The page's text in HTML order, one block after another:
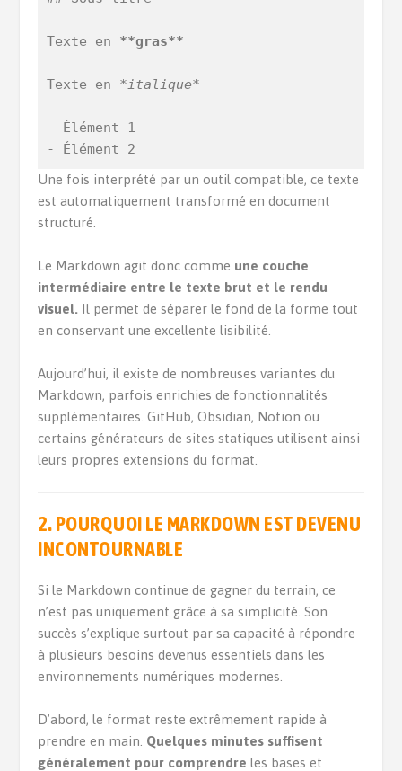
Texte en **gras**
Texte en *italique*
- Élément 1
- Élément 2
Une fois interprété par un outil compatible, ce texte
est automatiquement transformé en document
structuré.
Le Markdown agit donc comme une couche
intermédiaire entre le texte brut et le rendu
visuel. Il permet de séparer le fond de la forme tout
en conservant une excellente lisibilité.
Aujourd’hui, il existe de nombreuses variantes du
Markdown, parfois enrichies de fonctionnalités
supplémentaires. GitHub, Obsidian, Notion ou
certains générateurs de sites statiques utilisent ainsi
leurs propres extensions du format.
2. POURQUOI LE MARKDOWN EST DEVENU
INCONTOURNABLE
Si le Markdown continue de gagner du terrain, ce
n’est pas uniquement grâce à sa simplicité. Son
succès s’explique surtout par sa capacité à répondre
à plusieurs besoins devenus essentiels dans les
environnements numériques modernes.
D’abord, le format reste extrêmement rapide à
prendre en main. Quelques minutes suffisent
généralement pour comprendre les bases et